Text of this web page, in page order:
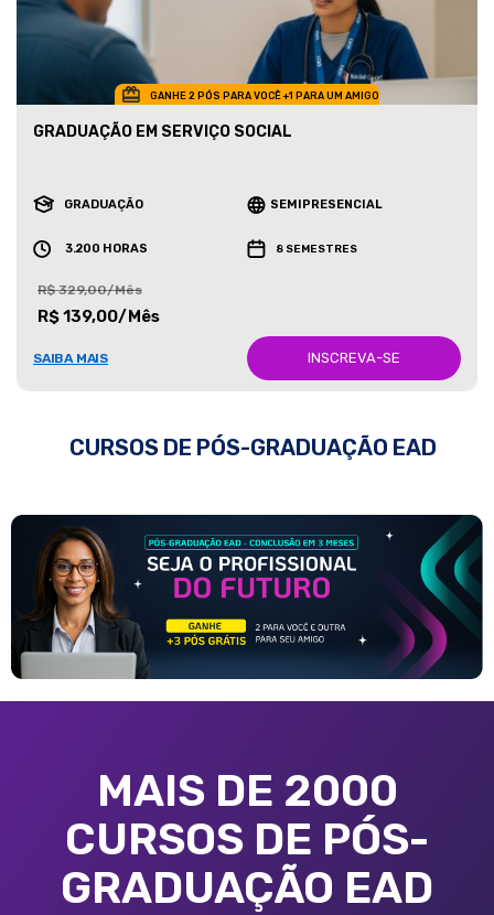
GANHE 2 PÓS PARA VOCÊ +1 PARA UM AMIGO
GRADUAÇÃO EM SERVIÇO SOCIAL
GRADUAÇÃO SEMIPRESENCIAL
3.200 HORAS 8 SEMESTRES
R$ 329,00/Mês
R$ 139,00/Mês
SAIBA MAIS INSCREVA-SE
CURSOS DE PÓS-GRADUAÇÃO EAD
MAIS DE 2000
CURSOS DE PÓS-
GRADUAÇÃO EAD